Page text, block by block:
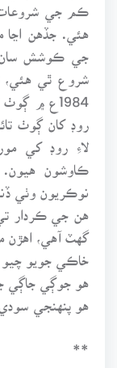
ڪم جي شروعات
هئي. جڏهن اڃا
جي ڪوشش سان
شروع ٿي هئي،
1984ع ۾
لاءِ روڊ کي
ڪاوشون
نوڪريون وٺي
هن جي ڪردار
گهٽ آهي، اهڙن
خاڪي جويو چيو
هو جوڳي جاڳي
هو پنهنجي
**